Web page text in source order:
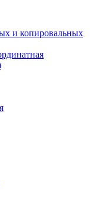
и копировальных